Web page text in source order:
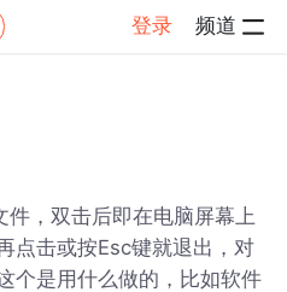
登录 频道
，双击后即在电脑屏幕上
点击或按Esc键就退出，对
个是用什么做的，比如软件